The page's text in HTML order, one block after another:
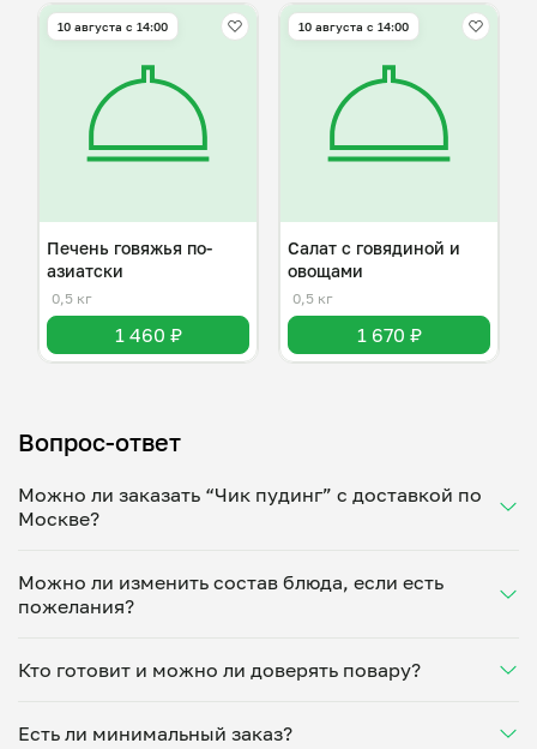
10 августа с 14:00
Печень говяжья по-
азиатски
0,5 кг
1 460 ₽
10 августа с 14:00
Салат с говядиной и
овощами
0,5 кг
1 670 ₽
Вопрос-ответ
Можно ли заказать “Чик пудинг” с доставкой по
Москве?
Укажите удобное время — и получите свежее
домашнее блюдо в большой порции прямо с плиты.
минут. Статус заказа отслеживайте в личном
кабинете, а с поваром можно связаться напрямую в
утром на вечер или сегодня на завтра.
Можно ли изменить состав блюда, если есть
пожелания?
под ваши предпочтения: уберет специи, снизит
Укажите пожелания при оформлении или напишите
Кто готовит и можно ли доверять повару?
проверенный повар из г.Москва. Каждый повар
Есть ли минимальный заказ?